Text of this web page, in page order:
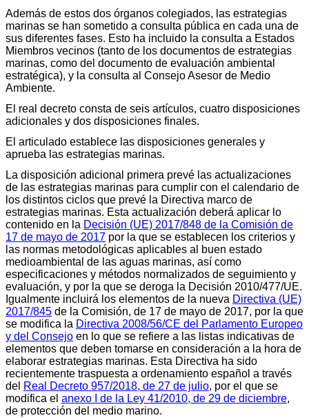
Además de estos dos órganos colegiados, las estrategias
marinas se han sometido a consulta pública en cada una de
sus diferentes fases. Esto ha incluido la consulta a Estados
Miembros vecinos (tanto de los documentos de estrategias
marinas, como del documento de evaluación ambiental
estratégica), y la consulta al Consejo Asesor de Medio
Ambiente.
El real decreto consta de seis artículos, cuatro disposiciones
adicionales y dos disposiciones finales.
El articulado establece las disposiciones generales y
aprueba las estrategias marinas.
La disposición adicional primera prevé las actualizaciones
de las estrategias marinas para cumplir con el calendario de
los distintos ciclos que prevé la Directiva marco de
estrategias marinas. Esta actualización deberá aplicar lo
contenido en la Decisión (UE) 2017/848 de la Comisión de
17 de mayo de 2017 por la que se establecen los criterios y
las normas metodológicas aplicables al buen estado
medioambiental de las aguas marinas, así como
especificaciones y métodos normalizados de seguimiento y
evaluación, y por la que se deroga la Decisión 2010/477/UE.
Igualmente incluirá los elementos de la nueva Directiva (UE)
2017/845 de la Comisión, de 17 de mayo de 2017, por la que
se modifica la Directiva 2008/56/CE del Parlamento Europeo
y del Consejo en lo que se refiere a las listas indicativas de
elementos que deben tomarse en consideración a la hora de
elaborar estrategias marinas. Esta Directiva ha sido
recientemente traspuesta a ordenamiento español a través
del Real Decreto 957/2018, de 27 de julio, por el que se
modifica el anexo I de la Ley 41/2010, de 29 de diciembre,
de protección del medio marino.